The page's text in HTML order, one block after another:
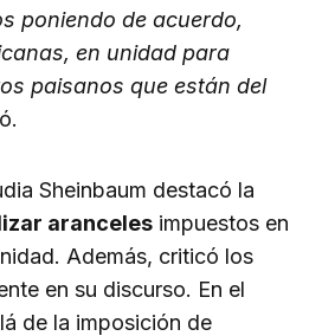
poniendo de acuerdo,
en unidad para
paisanos que están del
Sheinbaum destacó la
aranceles impuestos en
Además, criticó los
en su discurso. En el
de la imposición de